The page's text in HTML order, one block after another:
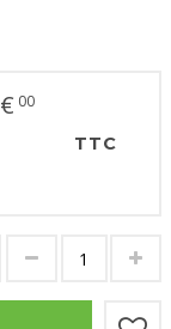
€ 00
TTC